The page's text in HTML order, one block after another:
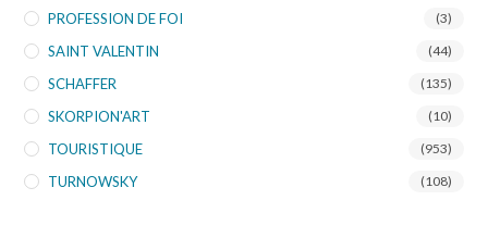
PROFESSION DE FOI (3)
SAINT VALENTIN (44)
SCHAFFER (135)
SKORPION'ART (10)
TOURISTIQUE (953)
TURNOWSKY (108)